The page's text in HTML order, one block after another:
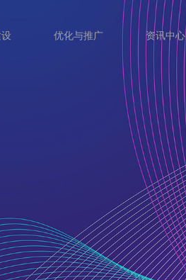
优化与推广 资讯中心